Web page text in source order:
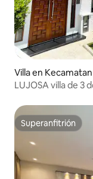
Villa en
LUJOSA villa de 3
Superanfitrión
Superanfitrión